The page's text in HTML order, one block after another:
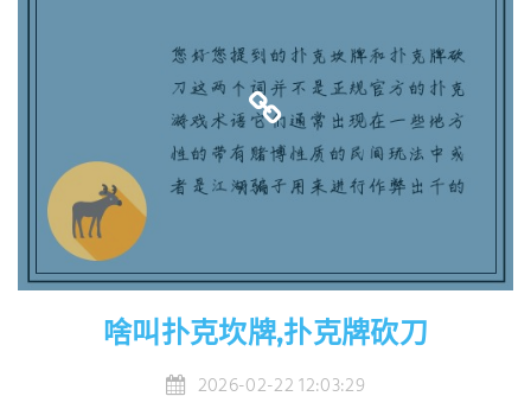
啥叫扑克坎牌,扑克牌砍刀
2026-02-22 12:03:29